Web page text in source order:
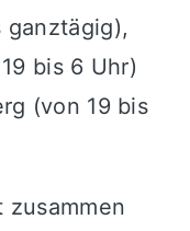
ganztägig),
bis 6 Uhr)
(von 19 bis